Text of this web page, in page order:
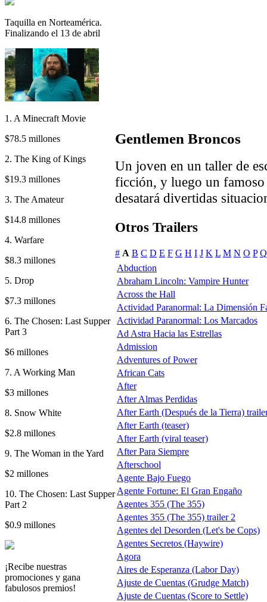
Taquilla en Norteamérica.
Finalizando el 13 de abril
1. A Minecraft Movie
$78.5 millones
2. The King of Kings
$19.3 millones
3. The Amateur
$14.8 millones
4. Warfare
$8.3 millones
5. Drop
$7.3 millones
6. The Chosen: Last Supper
Part 3
$6 millones
7. A Working Man
$3 millones
8. Snow White
$2.8 millones
9. The Woman in the Yard
$2 millones
10. The Chosen: Last Supper
Part 2
$0.9 millones
¡Recibe nuestras
promociones y gana
fabulosos premios!
Gentlemen Broncos
Un joven en un taller de
ficción, y luego un
desatará divertidas
Otros Trailers
# A B C D E F G H I J K L M N O P Q
Abduction
Abraham Lincoln: Vampire Hunter
Across the Hall
Actividad Paranormal: La Dimensión
Actividad Paranormal: Los Marcados
Ad Astra Hacia las Estrellas
Admission
Adventures of Power
African Cats
After
After Almas Perdidas
After Earth (Después de la Tierra)
After Earth (teaser)
After Earth (viral teaser)
After Para Siempre
Afterschool
Agente Bajo Fuego
Agente Fortune: El Gran Engaño
Agentes 355 (The 355)
Agentes 355 (The 355) trailer 2
Agentes del Desorden (Let's be Cops)
Agentes Secretos (Haywire)
Agora
Aires de Esperanza (Labor Day)
Ajuste de Cuentas (Grudge Match)
Ajuste de Cuentas (Score to Settle)